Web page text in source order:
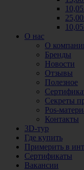
О нас
О
Бренды
Новости
Отзывы
Полезное
Секреты
Pos-
Контакты
3D-тур
Где купить
Примерить в
Сертификаты
Вакансии